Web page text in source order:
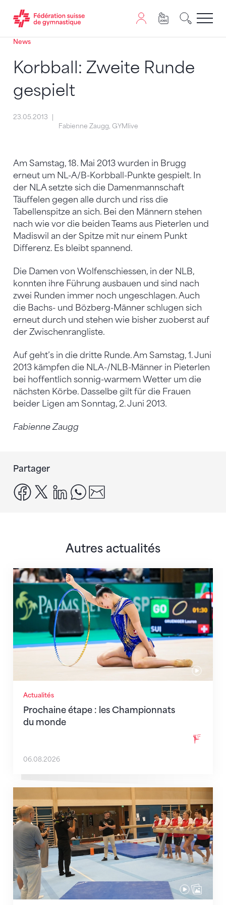
Passer au contenu
Naviguer vers le plan du siten
JavaScript est nécessaire pour naviguer sur ce site.
News
Korbball: Zweite Runde
gespielt
23.05.2013
Fabienne Zaugg, GYMlive
Am Samstag, 18. Mai 2013 wurden in Brugg
erneut um NL-A/B-Korbball-Punkte gespielt. In
der NLA setzte sich die Damenmannschaft
Täuffelen gegen alle durch und riss die
Tabellenspitze an sich. Bei den Männern stehen
nach wie vor die beiden Teams aus Pieterlen und
Madiswil an der Spitze mit nur einem Punkt
Differenz. Es bleibt spannend.
Die Damen von Wolfenschiessen, in der NLB,
konnten ihre Führung ausbauen und sind nach
zwei Runden immer noch ungeschlagen. Auch
die Bachs- und Bözberg-Männer schlugen sich
erneut durch und stehen wie bisher zuoberst auf
der Zwischenrangliste.
Auf geht’s in die dritte Runde. Am Samstag, 1. Juni
2013 kämpfen die NLA-/NLB-Männer in Pieterlen
bei hoffentlich sonnig-warmem Wetter um die
nächsten Körbe. Dasselbe gilt für die Frauen
beider Ligen am Sonntag, 2. Juni 2013.
Fabienne Zaugg
Partager
facebook
x linkedinwhatsapp
Autres actualités
Actualités
Prochaine étape : les Championnats
du monde
Prochaine étape : les Championnats du monde
06.08.2026
En route pour Zagreb avec des objectifs clairs